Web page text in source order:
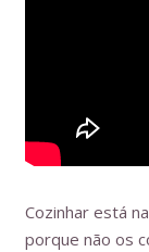
Cozinhar está
porque não os